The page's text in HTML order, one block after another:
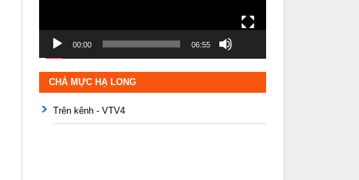
00:00 06:55
CHẢ MỰC HẠ LONG
Trên kênh - VTV4